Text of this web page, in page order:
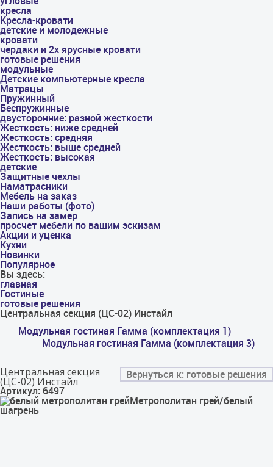
кресла
Кресла-кровати
детские и молодежные
кровати
чердаки и 2х ярусные кровати
готовые решения
модульные
Детские компьютерные кресла
Матрацы
Пружинный
Беспружинные
двусторонние: разной жесткости
Жесткость: ниже средней
Жесткость: средняя
Жесткость: выше средней
Жесткость: высокая
детские
Защитные чехлы
Наматрасники
Мебель на заказ
Наши работы (фото)
Запись на замер
просчет мебели по вашим эскизам
Акции и уценка
Кухни
Новинки
Популярное
Вы здесь:
главная
Гостиные
готовые решения
Центральная секция (ЦС-02) Инстайл
Модульная гостиная Гамма (комплектация 1)
Модульная гостиная Гамма (комплектация 3)
Вернуться к: готовые решения
Центральная секция
(ЦС-02) Инстайл
Артикул: 6497
Метрополитан грей/белый
шагрень